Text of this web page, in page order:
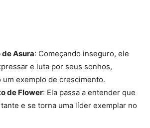
Asura: Começando inseguro, ele
e luta por seus sonhos,
exemplo de crescimento.
de Flower: Ela passa a entender que
e se torna uma líder exemplar no